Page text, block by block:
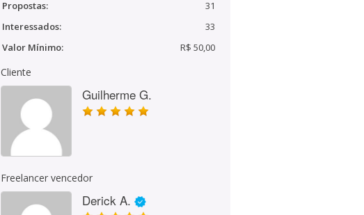
Propostas:
31
Interessados:
33
Valor Mínimo:
R$ 50,00
Cliente
Guilherme G.
Freelancer vencedor
Derick A.